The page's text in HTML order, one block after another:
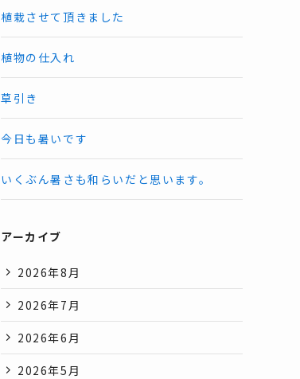
植栽させて頂きました
植物の仕入れ
草引き
今日も暑いです
いくぶん暑さも和らいだと思います。
アーカイブ
2026年8月
2026年7月
2026年6月
2026年5月